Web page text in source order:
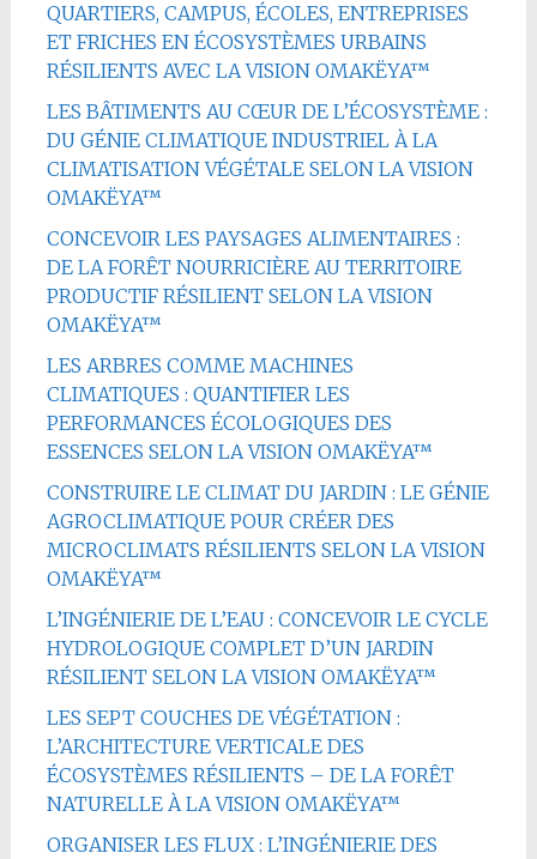
QUARTIERS, CAMPUS, ÉCOLES, ENTREPRISES
ET FRICHES EN ÉCOSYSTÈMES URBAINS
RÉSILIENTS AVEC LA VISION OMAKËYA™
LES BÂTIMENTS AU CŒUR DE L’ÉCOSYSTÈME :
DU GÉNIE CLIMATIQUE INDUSTRIEL À LA
CLIMATISATION VÉGÉTALE SELON LA VISION
OMAKËYA™
CONCEVOIR LES PAYSAGES ALIMENTAIRES :
DE LA FORÊT NOURRICIÈRE AU TERRITOIRE
PRODUCTIF RÉSILIENT SELON LA VISION
OMAKËYA™
LES ARBRES COMME MACHINES
CLIMATIQUES : QUANTIFIER LES
PERFORMANCES ÉCOLOGIQUES DES
ESSENCES SELON LA VISION OMAKËYA™
CONSTRUIRE LE CLIMAT DU JARDIN : LE GÉNIE
AGROCLIMATIQUE POUR CRÉER DES
MICROCLIMATS RÉSILIENTS SELON LA VISION
OMAKËYA™
L’INGÉNIERIE DE L’EAU : CONCEVOIR LE CYCLE
HYDROLOGIQUE COMPLET D’UN JARDIN
RÉSILIENT SELON LA VISION OMAKËYA™
LES SEPT COUCHES DE VÉGÉTATION :
L’ARCHITECTURE VERTICALE DES
ÉCOSYSTÈMES RÉSILIENTS – DE LA FORÊT
NATURELLE À LA VISION OMAKËYA™
ORGANISER LES FLUX : L’INGÉNIERIE DES